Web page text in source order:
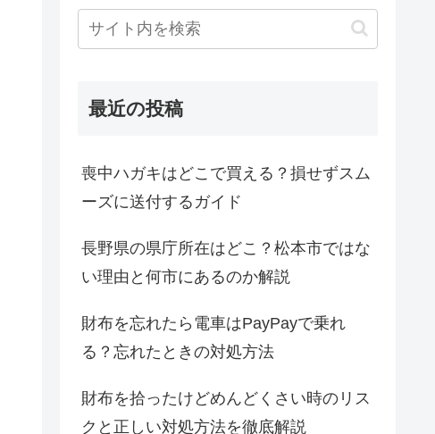
最近の投稿
喪中ハガキはどこで買える？損せずスム
ーズに送付するガイド
長野県の県庁所在はどこ？松本市ではな
い理由と何市にあるのか解説
財布を忘れたら電車はPayPayで乗れ
る？忘れたときの対処方法
財布を拾ったけどめんどくさい時のリス
クと正しい対処方法を徹底解説